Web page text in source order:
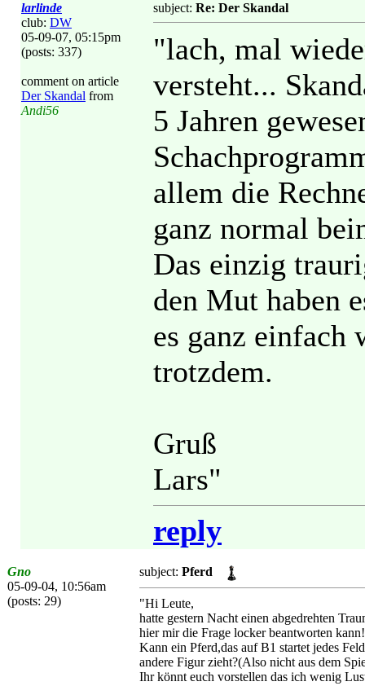
larlinde
club: DW
05-09-07, 05:15pm
(posts: 337)
comment on article
Der Skandal from
Andi56
subject: Re: Der Skandal
"lach, mal
versteht...
5 Jahren
allem die
ganz normal
Das einzig
den Mut haben
es ganz einfach
trotzdem.
Gruß
Lars"
reply
Gno
05-09-04, 10:56am
(posts: 29)
subject: Pferd
"Hi Leute,
hatte gestern Nacht einen abgedrehten
hier mir die Frage locker beantworten kann!
Kann ein Pferd,das auf B1 startet jedes
andere Figur zieht?(Also nicht aus dem
Ihr könnt euch vorstellen das ich wenig